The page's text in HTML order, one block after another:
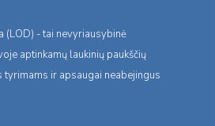
- tai nevyriausybinė
aptinkamų laukinių paukščių
ir apsaugai neabejingus